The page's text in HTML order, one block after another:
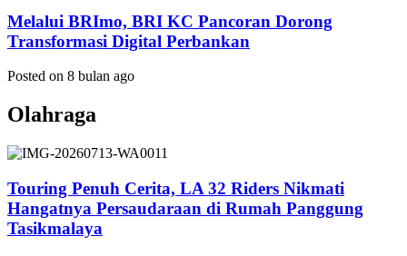
Melalui BRImo, BRI KC Pancoran Dorong
Transformasi Digital Perbankan
Posted on 8 bulan ago
Olahraga
Touring Penuh Cerita, LA 32 Riders Nikmati
Hangatnya Persaudaraan di Rumah Panggung
Tasikmalaya